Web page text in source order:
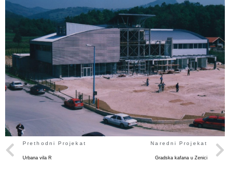
Prethodni Projekat
Urbana vila R
Naredni Projekat
Gradska kafana u Zenici